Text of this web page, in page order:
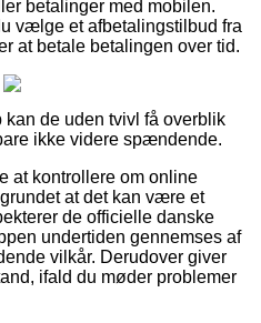
betalinger med mobilen.
vælge et afbetalingstilbud fra
at betale betalingen over tid.
de uden tvivl få overblik
ikke videre spændende.
at kontrollere om online
at det kan være et
de officielle danske
undertiden gennemses af
vilkår. Derudover giver
ifald du møder problemer